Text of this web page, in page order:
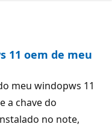
11 oem de meu
meu windopws 11
a chave do
no note,